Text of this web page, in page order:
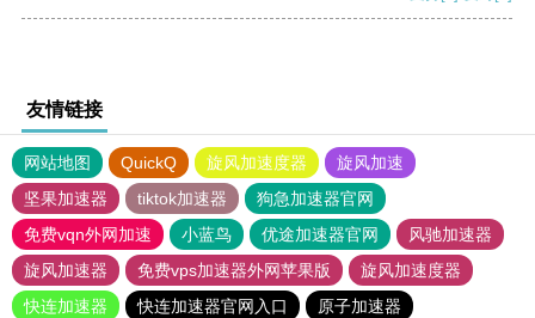
友情链接
网站地图 QuickQ 旋风加速度器
旋风加速
坚果加速器
tiktok加速器
狗急加速器官网
免费vqn外网加速
小蓝鸟 优途加速器官网
风驰加速器
旋风加速器
免费vps加速器外网苹果版
旋风加速度器
快连加速器
快连加速器官网入口
原子加速器